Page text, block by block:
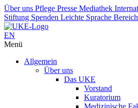
Über uns Pflege Presse Mediathek
Stiftung Spenden Leichte Sprache
EN
Menü
Allgemein
Über uns
Das UKE
Vorstand
Kuratorium
Medizinische